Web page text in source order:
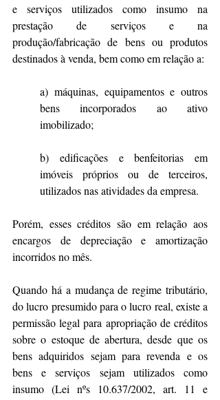
e serviços utilizados como insumo na
prestação de serviços e na
produção/fabricação de bens ou produtos
destinados à venda, bem como em relação a:
a) máquinas, equipamentos e outros
bens incorporados ao ativo
imobilizado;
b) edificações e benfeitorias em
imóveis próprios ou de terceiros,
utilizados nas atividades da empresa.
Porém, esses créditos são em relação aos
encargos de depreciação e amortização
incorridos no mês.
Quando há a mudança de regime tributário,
do lucro presumido para o lucro real, existe a
permissão legal para apropriação de créditos
sobre o estoque de abertura, desde que os
bens adquiridos sejam para revenda e os
bens e serviços sejam utilizados como
insumo (Lei nºs 10.637/2002, art. 11 e